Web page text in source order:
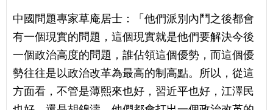
中國問題專家草庵居士：「他們派別內鬥之後都會
有一個現實的問題，這個現實就是他們要解決今後
一個政治高度的問題，誰佔領這個優勢，而這個優
勢往往是以政治改革為最高的制高點。所以，從這
方面看，不管是薄熙來也好，習近平也好，江澤民